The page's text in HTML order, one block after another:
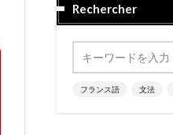
Rechercher
フランス語 文法